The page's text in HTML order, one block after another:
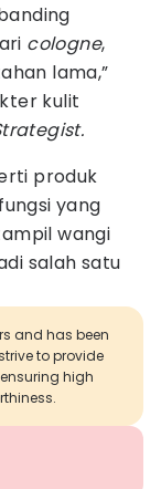
cologne,
lama,”
kulit
produk
yang
wangi
salah satu
and has been
to provide
high